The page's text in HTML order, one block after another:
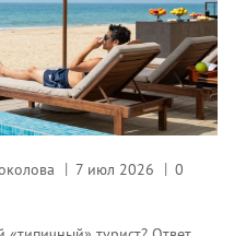
7 июл 2026
0